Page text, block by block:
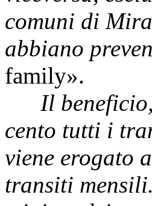
comuni di
abbiano
family».
Il beneficio,
cento tutti i
viene erogato
transiti